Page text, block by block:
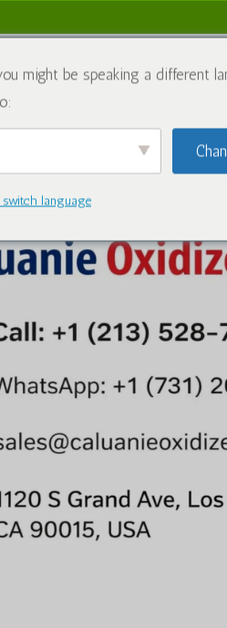
químicos Blogue
might be speaking a different
language